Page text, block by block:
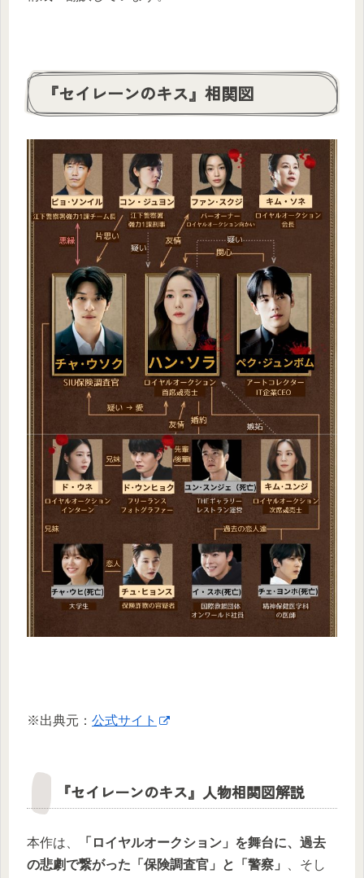
『セイレーンのキス』相関図
※出典元： 公式サイト
『セイレーンのキス』人物相関図解説
本作は、
「ロイヤルオークション」を舞台に、過去
の悲劇で繋がった「保険調査官」と「警察」
、そし